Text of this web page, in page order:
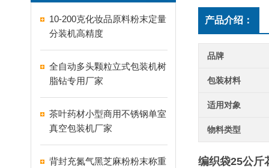
10-200克化妆品原料粉末定量
分装机高精度
全自动多头颗粒立式包装机树
脂钻专用厂家
茶叶药材小型商用不锈钢单室
真空包装机厂家
背封充氮气黑芝麻粉粉末称重
产品介绍：
品牌
包装材料
适用对象
物料类型
编织袋25公斤